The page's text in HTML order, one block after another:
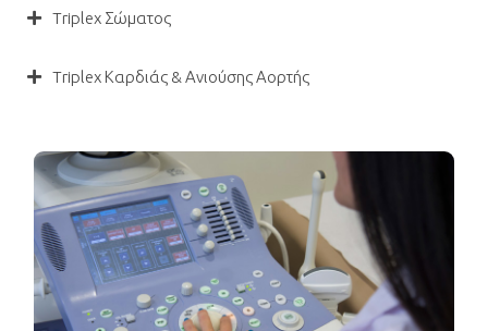
Triplex Σώματος
Triplex Καρδιάς & Ανιούσης Αορτής